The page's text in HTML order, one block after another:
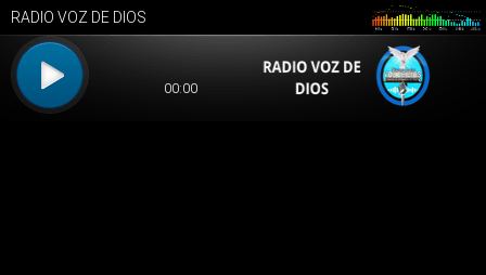
RADIO VOZ DE DIOS
00:00